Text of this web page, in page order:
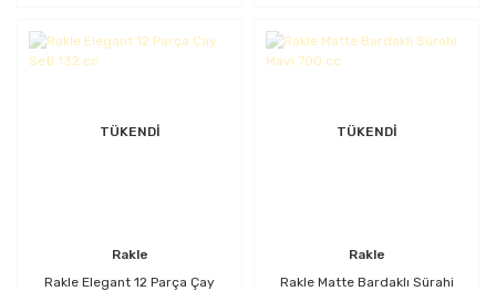
TÜKENDİ
Rakle
Rakle Elegant 12 Parça Çay
TÜKENDİ
Rakle
Rakle Matte Bardaklı Sürahi